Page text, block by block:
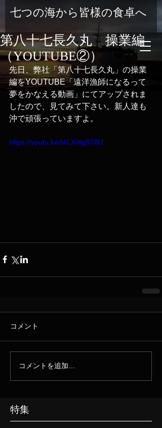
七つの海から皆様の食卓へ
第八十七長久丸 操業編
（YOUTUBE②）
先日、弊社「第八十七長久丸」の操業
編をYOUTUBE「遠洋漁師になるって
夢をかなえる動画」にてアップされま
したので、見てみて下さい。新人達も
沖で頑張っていますよ。
https://youtu.be/t4LXIAg978U
コメント
コメントを追加…
特集